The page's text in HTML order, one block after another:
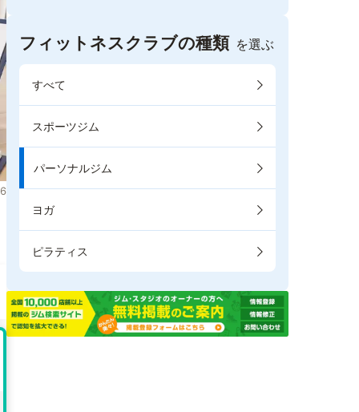
フィットネスクラブの種類 を選ぶ
すべて
スポーツジム
パーソナルジム
ヨガ
ピラティス